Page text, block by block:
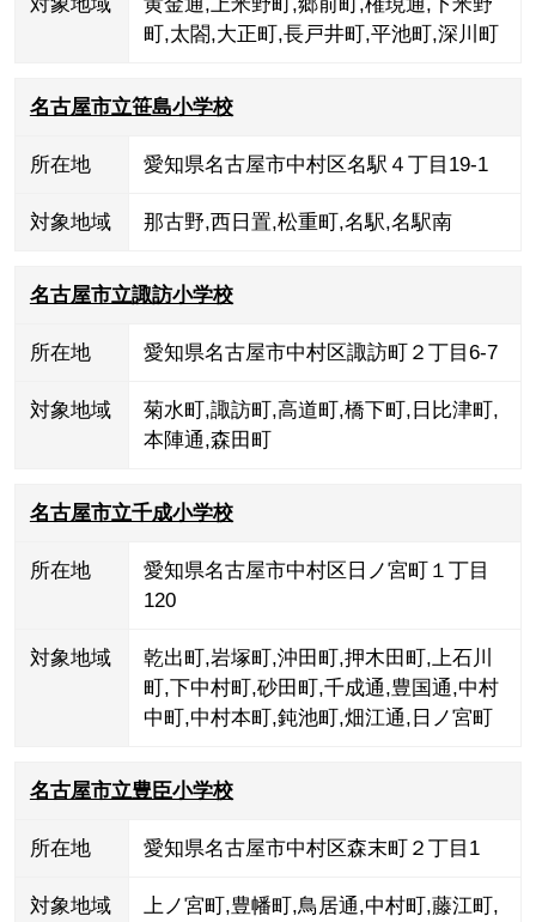
町,太閤,大正町,長戸井町,平池町,深川町
名古屋市立笹島小学校
所在地 愛知県名古屋市中村区名駅４丁目19-1
対象地域 那古野,西日置,松重町,名駅,名駅南
名古屋市立諏訪小学校
所在地 愛知県名古屋市中村区諏訪町２丁目6-7
対象地域 菊水町,諏訪町,高道町,橋下町, 日比津町,
本陣通,森田町
名古屋市立千成小学校
所在地
愛知県名古屋市中村区日ノ宮町１丁目
120
対象地域 乾出町,岩塚町,沖田町,押木田町,上石川
町,下中村町,砂田町,千成通,豊国通,中村
中町,中村本町,鈍池町,畑江通, 日ノ宮町
名古屋市立豊臣小学校
所在地 愛知県名古屋市中村区森末町２丁目1
対象地域 上ノ宮町,豊幡町,鳥居通,中村町,藤江町,